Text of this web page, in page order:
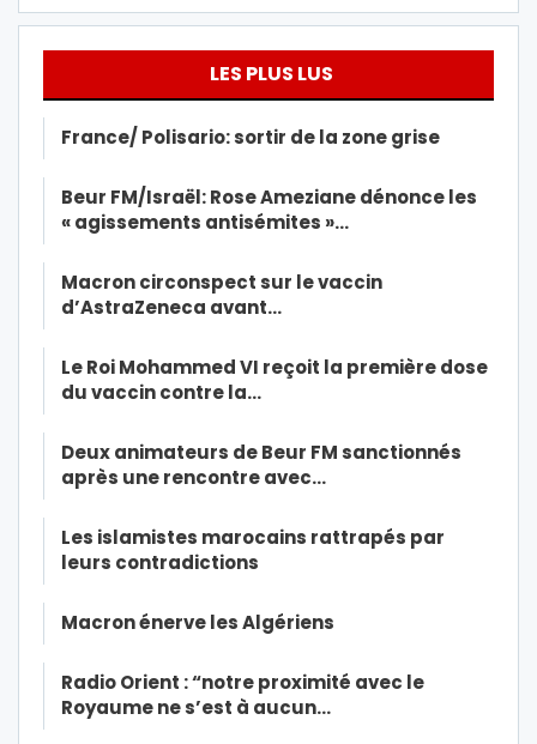
LES PLUS LUS
France/ Polisario: sortir de la zone grise
Beur FM/Israël: Rose Ameziane dénonce les
« agissements antisémites »…
Macron circonspect sur le vaccin
d’AstraZeneca avant…
Le Roi Mohammed VI reçoit la première dose
du vaccin contre la…
Deux animateurs de Beur FM sanctionnés
après une rencontre avec…
Les islamistes marocains rattrapés par
leurs contradictions
Macron énerve les Algériens
Radio Orient : “notre proximité avec le
Royaume ne s’est à aucun…